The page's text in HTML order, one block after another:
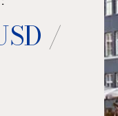
/